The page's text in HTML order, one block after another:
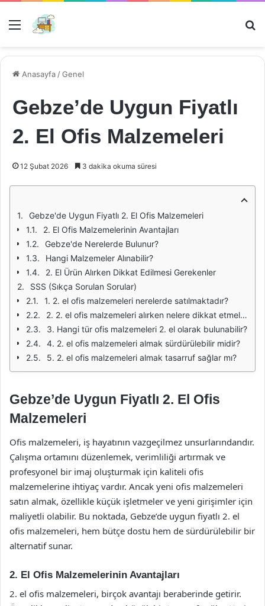
Menü
Anasayfa /Genel
Gebze’de Uygun Fiyatlı
2. El Ofis Malzemeleri
12 Şubat 2026 3 dakika okuma süresi
Gebze'de Uygun Fiyatlı 2. El Ofis Malzemeleri
2. El Ofis Malzemelerinin Avantajları
Gebze'de Nerelerde Bulunur?
Hangi Malzemeler Alınabilir?
2. El Ürün Alırken Dikkat Edilmesi Gerekenler
SSS (Sıkça Sorulan Sorular)
1. 2. el ofis malzemeleri nerelerde satılmaktadır?
2. 2. el ofis malzemeleri alırken nelere dikkat etmeliyim?
3. Hangi tür ofis malzemeleri 2. el olarak bulunabilir?
4. 2. el ofis malzemeleri almak sürdürülebilir midir?
5. 2. el ofis malzemeleri almak tasarruf sağlar mı?
Gebze’de Uygun Fiyatlı 2. El Ofis
Malzemeleri
Ofis malzemeleri, iş hayatının vazgeçilmez unsurlarındandır.
Çalışma ortamını düzenlemek, verimliliği artırmak ve
profesyonel bir imaj oluşturmak için kaliteli ofis
malzemelerine ihtiyaç vardır. Ancak yeni ofis malzemeleri
satın almak, özellikle küçük işletmeler ve yeni girişimler için
maliyetli olabilir. Bu noktada, Gebze’de uygun fiyatlı 2. el
ofis malzemeleri, hem bütçe dostu hem de sürdürülebilir bir
alternatif sunar.
2. El Ofis Malzemelerinin Avantajları
2. el ofis malzemeleri, birçok avantajı beraberinde getirir.